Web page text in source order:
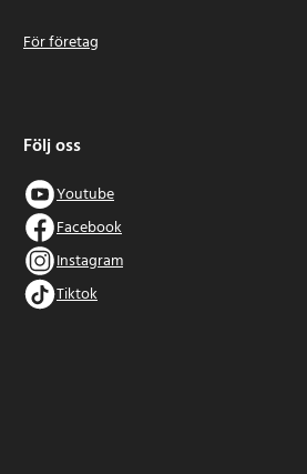
För företag
Följ oss
Youtube
Facebook
Instagram
Tiktok